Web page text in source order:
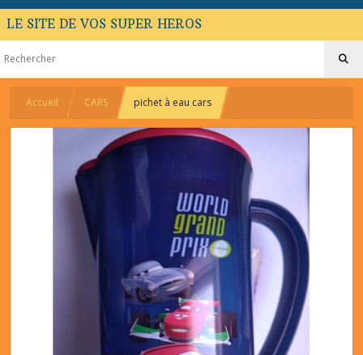
LE SITE DE VOS SUPER HEROS
Accueil CARS pichet à eau cars